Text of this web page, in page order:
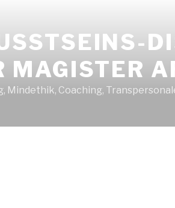
MAGISTER
Coaching,